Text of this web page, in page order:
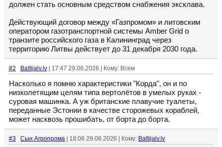
должен стать основным средством снабжения эксклава.
Действующий договор между «Газпромом» и литовским
оператором газотранспортной системы Amber Grid о
транзите российского газа в Калининград через
территорию Литвы действует до 31 декабря 2030 года.
#2 Baltijalv.lv | 17:47 29.06.2026 | Кому: Всем
Насколько я помню характеристики "Корда", он и по
низколетящим целям типа вертолётов в умелых руках -
суровая машинка. А уж британские плавучие туалеты,
переданные Эстонии в качестве сторожевых кораблей,
может насквозь прошибать, от борта до борта.
#3 Сын Агропрома | 18:06 29.06.2026 | Кому: Baltijalv.lv